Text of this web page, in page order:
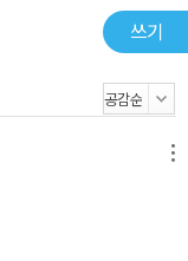
, 다양한 명사가 남긴
식, 영원한 즐거움, 변
디서나 누릴 수 있는
바라보고 내면에 흐
쓰기